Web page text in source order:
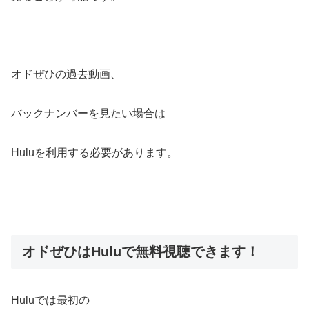
オドぜひの過去動画、
バックナンバーを見たい場合は
Huluを利用する必要があります。
オドぜひはHuluで無料視聴できます！
Huluでは最初の